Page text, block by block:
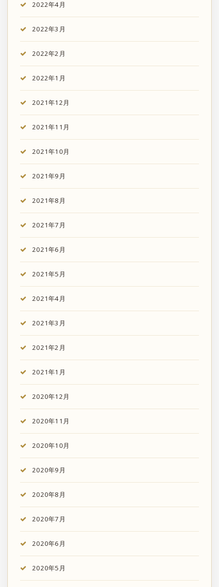
2022年4月
2022年3月
2022年2月
2022年1月
2021年12月
2021年11月
2021年10月
2021年9月
2021年8月
2021年7月
2021年6月
2021年5月
2021年4月
2021年3月
2021年2月
2021年1月
2020年12月
2020年11月
2020年10月
2020年9月
2020年8月
2020年7月
2020年6月
2020年5月